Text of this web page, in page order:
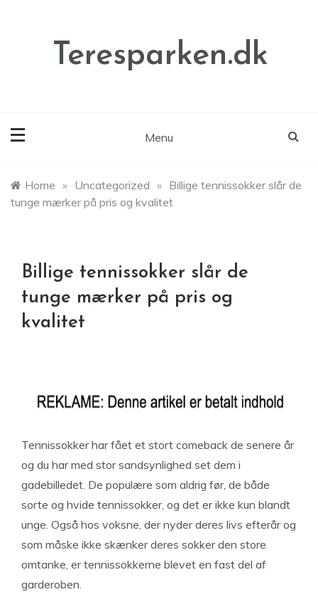
Teresparken.dk
Menu
Home » Uncategorized » Billige tennissokker slår de
tunge mærker på pris og kvalitet
Billige tennissokker slår de
tunge mærker på pris og
kvalitet
Tennissokker har fået et stort comeback de senere år
og du har med stor sandsynlighed set dem i
gadebilledet. De populære som aldrig før, de både
sorte og hvide tennissokker, og det er ikke kun blandt
unge. Også hos voksne, der nyder deres livs efterår og
som måske ikke skænker deres sokker den store
omtanke, er tennissokkerne blevet en fast del af
garderoben.